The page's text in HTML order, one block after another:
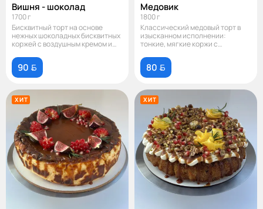
Вишня - шоколад
1700 г
Бисквитный торт на основе
нежных шоколадных бисквитных
коржей с воздушным кремом и
90 
Медовик
1800 г
Классический медовый торт в
изысканном исполнении:
тонкие, мягкие коржи с
80 
ХИТ ХИТ